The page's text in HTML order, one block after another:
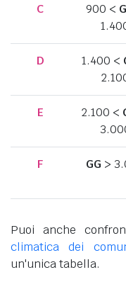
C 900 <
D 1.400 <
E 2.100 <
F GG >
Puoi anche
climatica dei
un'unica tabella.